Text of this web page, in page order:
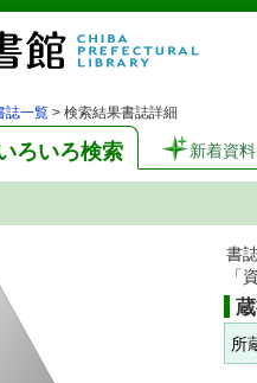
誌一覧 > 検索結果書誌詳細
ろいろ検索 新着資料
書
「
所